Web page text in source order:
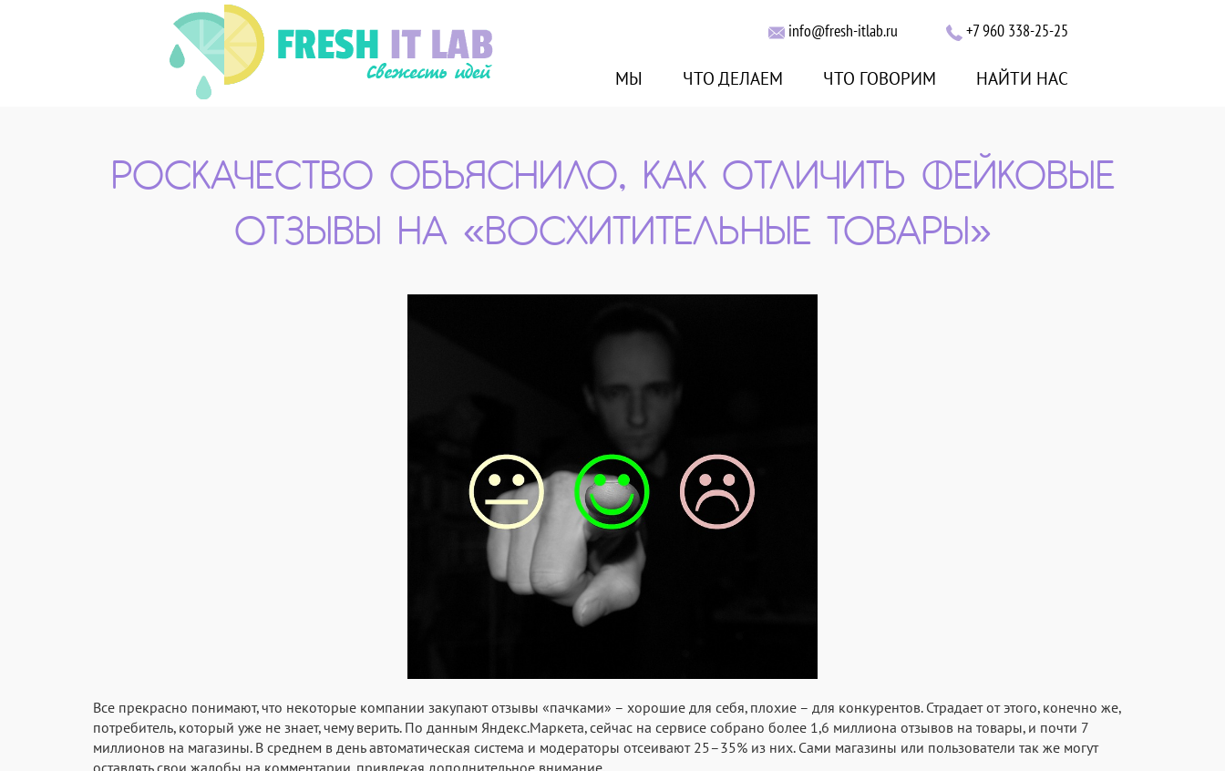
info@fresh-itlab.ru +7 960 338-25-25
МЫ ЧТО ДЕЛАЕМ ЧТО ГОВОРИМ НАЙТИ НАС
РОСКАЧЕСТВО ОБЪЯСНИЛО, КАК ОТЛИЧИТЬ ФЕЙКОВЫЕ
ОТЗЫВЫ НА «ВОСХИТИТЕЛЬНЫЕ ТОВАРЫ»
Все прекрасно понимают, что некоторые компании закупают отзывы «пачками» – хорошие для себя, плохие – для конкурентов. Страдает от этого, конечно же,
потребитель, который уже не знает, чему верить. По данным Яндекс.Маркета, сейчас на сервисе собрано более 1,6 миллиона отзывов на товары, и почти 7
миллионов на магазины. В среднем в день автоматическая система и модераторы отсеивают 25–35% из них. Сами магазины или пользователи так же могут